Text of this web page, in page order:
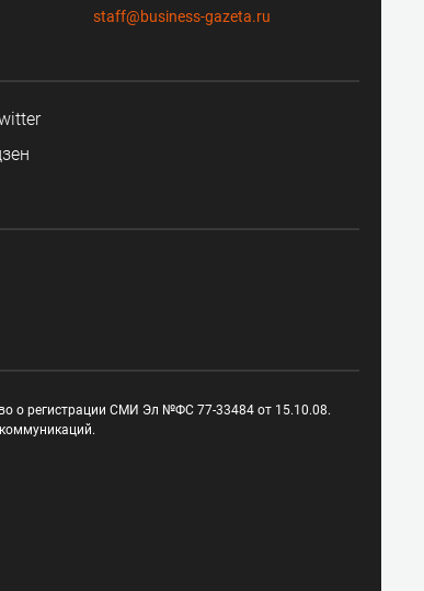
staff@business-gazeta.ru
о регистрации СМИ Эл №ФС 77-33484 от 15.10.08.